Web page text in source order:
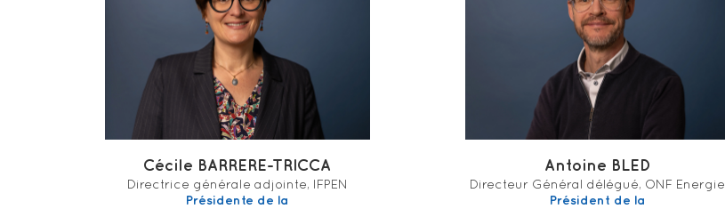
Cécile BARRERE-TRICCA
Directrice générale adjointe, IFPEN
Présidente de la
Antoine BLED
Directeur Général délégué, ONF Energie
Président de la